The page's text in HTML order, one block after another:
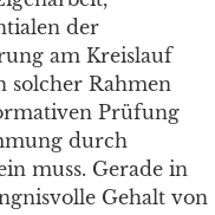
der
am Kreislauf
solcher Rahmen
Prüfung
durch
muss. Gerade in
Gehalt von